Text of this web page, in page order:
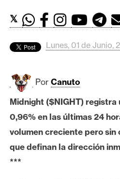
d
s
B
i
t
c
o
i
𝕏
Lunes, 01 de Junio,
Por Canuto
Midnight ($NIGHT) registra
0,96% en las últimas 24
volumen creciente pero
que definan la dirección
***